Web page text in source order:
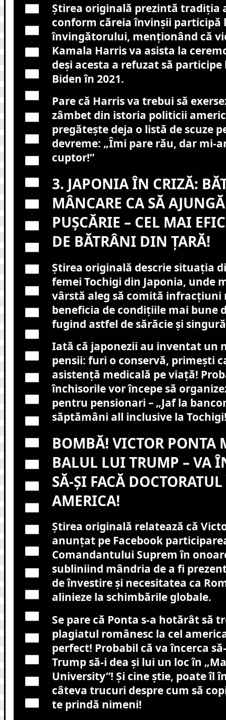
Știrea originală prezintă tradiția
conform căreia învinșii participă
învingătorului, menționând că
Kamala Harris va asista la
deși acesta a refuzat să
Biden în 2021.
Pare că Harris va trebui să
zâmbet din istoria politicii
pregătește deja o listă de scuze
devreme: „Îmi pare rău, dar mi-
cuptor!”
3. JAPONIA ÎN CRIZĂ:
MÂNCARE CA SĂ
PUȘCĂRIE – CEL MAI
DE BĂTRÂNI DIN ȚARĂ!
Știrea originală descrie situația
femei Tochigi din Japonia, unde
vârstă aleg să comită infracțiuni
beneficia de condițiile mai bune
fugind astfel de sărăcie și
Iată că japonezii au inventat un
pensii: furi o conservă, primești
asistență medicală pe viață!
închisorile vor începe să
pentru pensionari – „Jaf la
săptămâni all inclusive la
BOMBĂ! VICTOR PONTA
BALUL LUI TRUMP – VA
SĂ-ȘI FACĂ
AMERICA!
Știrea originală relatează că
anunțat pe Facebook
Comandantului Suprem în
subliniind mândria de a fi
de învestire și necesitatea ca
alinieze la schimbările globale.
Se pare că Ponta s-a hotărât să
plagiatul românesc la cel
perfect! Probabil că va încerca
Trump să-i dea și lui un loc în
University”! Și cine știe, poate îl
câteva trucuri despre cum să
te prindă nimeni!